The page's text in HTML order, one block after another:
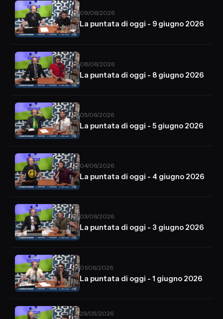
09/06/2026
La puntata di oggi - 9 giugno 2026
08/06/2026
La puntata di oggi - 8 giugno 2026
05/06/2026
La puntata di oggi - 5 giugno 2026
04/06/2026
La puntata di oggi - 4 giugno 2026
03/06/2026
La puntata di oggi - 3 giugno 2026
01/06/2026
La puntata di oggi - 1 giugno 2026
29/05/2026